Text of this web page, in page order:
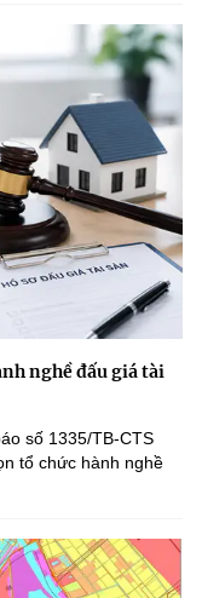
nghề đấu giá tài
số 1335/TB-CTS
tổ chức hành nghề